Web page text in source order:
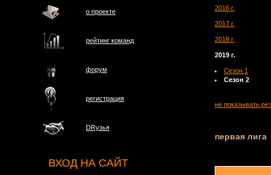
о проектe
рейтинг команд
форум
регистрация
DRузья
ВХОД НА САЙТ
2016 г.
2017 г.
2018 г.
2019 г.
Сезон 1
Сезон 2
не показывать
первая лига